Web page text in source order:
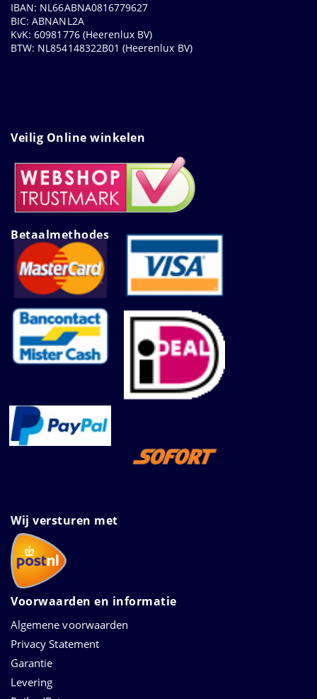
IBAN: NL66ABNA0816779627
BIC: ABNANL2A
KvK: 60981776 (Heerenlux BV)
BTW: NL854148322B01 (Heerenlux BV)
Veilig Online winkelen
Betaalmethodes
Wij versturen met
Voorwaarden en informatie
Algemene voorwaarden
Privacy Statement
Garantie
Levering